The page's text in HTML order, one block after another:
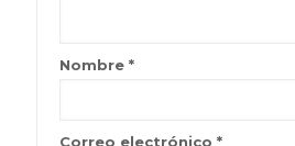
Nombre *
Correo electrónico *